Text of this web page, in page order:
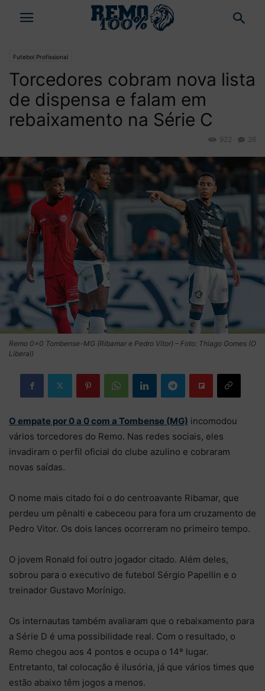
Futebol Profissional
Torcedores cobram nova lista
de dispensa e falam em
rebaixamento na Série C
26
922
Remo 0×0 Tombense-MG (Ribamar e Pedro Vitor) – Foto: Thiago Gomes (O
Liberal)
O empate por 0 a 0 com a Tombense (MG) incomodou
vários torcedores do Remo. Nas redes sociais, eles
invadiram o perfil oficial do clube azulino e cobraram
novas saídas.
O nome mais citado foi o do centroavante Ribamar, que
perdeu um pênalti e cabeceou para fora um cruzamento de
Pedro Vitor. Os dois lances ocorreram no primeiro tempo.
O jovem Ronald foi outro jogador citado. Além deles,
sobrou para o executivo de futebol Sérgio Papellin e o
treinador Gustavo Morínigo.
Os internautas também avaliaram que o rebaixamento para
a Série D é uma possibilidade real. Com o resultado, o
Remo chegou aos 4 pontos e ocupa o 14º lugar.
Entretanto, tal colocação é ilusória, já que vários times que
estão abaixo têm jogos a menos.